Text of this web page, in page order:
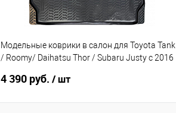
Модельные коврики в салон для Toyota Tank
/ Roomy/ Daihatsu Thor / Subaru Justy с 2016
4 390 руб. / шт